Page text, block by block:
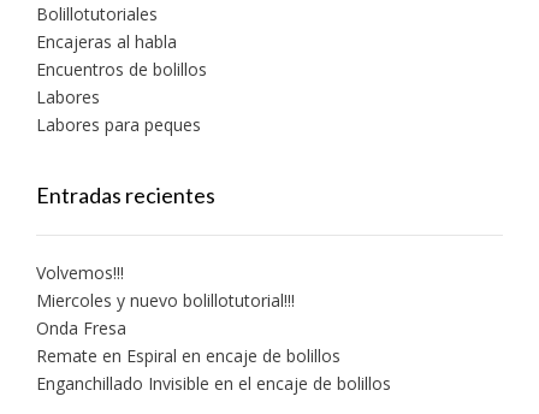
Bolillotutoriales
Encajeras al habla
Encuentros de bolillos
Labores
Labores para peques
Entradas recientes
Volvemos!!!
Miercoles y nuevo bolillotutorial!!!
Onda Fresa
Remate en Espiral en encaje de bolillos
Enganchillado Invisible en el encaje de bolillos